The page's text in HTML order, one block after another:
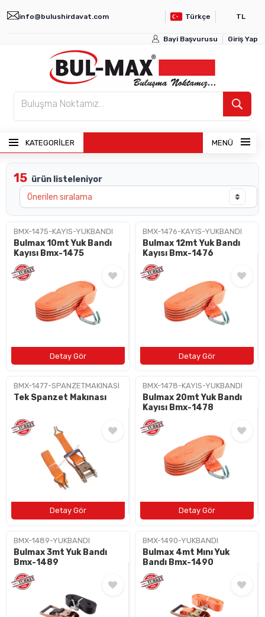
info@bulushirdavat.com Türkçe TL
Bayi Başvurusu Giriş Yap
KATEGORİLER MENÜ
ANASAYFA
ÜRÜNLER
BAYI GIRIŞI
BAYI OL
İLETIŞIM
15 ürün listeleniyor
BMX-1475-KAYIS-YUKBANDI
Bulmax 10mt Yuk Bandı
Kayısı Bmx-1475
BMX-1476-KAYIS-YUKBANDI
Bulmax 12mt Yuk Bandı
Kayısı Bmx-1476
BMX-1477-SPANZETMAKINASI
Tek Spanzet Makınası
BMX-1478-KAYIS-YUKBANDI
Bulmax 20mt Yuk Bandı
Kayısı Bmx-1478
BMX-1489-YUKBANDI
Bulmax 3mt Yuk Bandı
Bmx-1489
BMX-1490-YUKBANDI
Bulmax 4mt Mını Yuk
Bandı Bmx-1490